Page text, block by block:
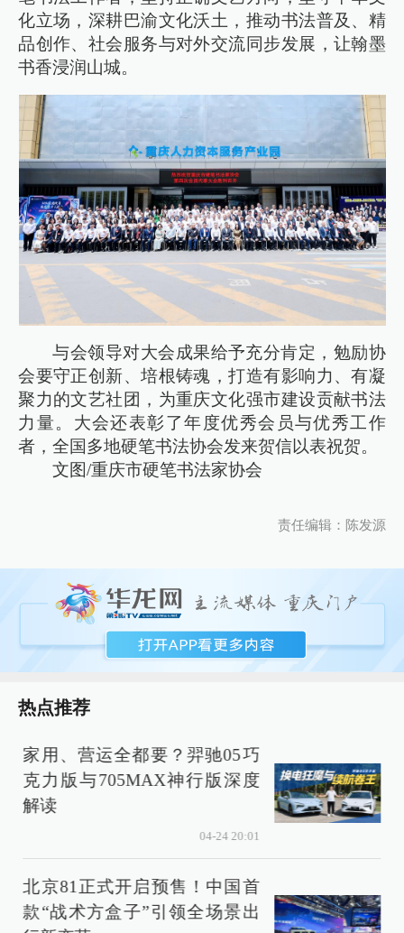
化立场，深耕巴渝文化沃土，推动书法普及、精
品创作、社会服务与对外交流同步发展，让翰墨
书香浸润山城。
与会领导对大会成果给予充分肯定，勉励协
会要守正创新、培根铸魂，打造有影响力、有凝
聚力的文艺社团，为重庆文化强市建设贡献书法
力量。大会还表彰了年度优秀会员与优秀工作
者，全国多地硬笔书法协会发来贺信以表祝贺。
文图/重庆市硬笔书法家协会
责任编辑：陈发源
热点推荐
家用、营运全都要？羿驰05巧
克力版与705MAX神行版深度
解读
04-24 20:01
北京81正式开启预售！中国首
款“战术方盒子”引领全场景出